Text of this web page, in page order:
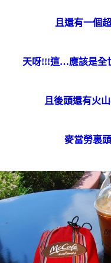
且還有一個
天呀!!!這…應該是全
且後頭還有火
麥當勞裏